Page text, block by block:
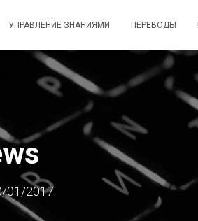
УПРАВЛЕНИЕ ЗНАНИЯМИ ПЕРЕВОДЫ
01/2017